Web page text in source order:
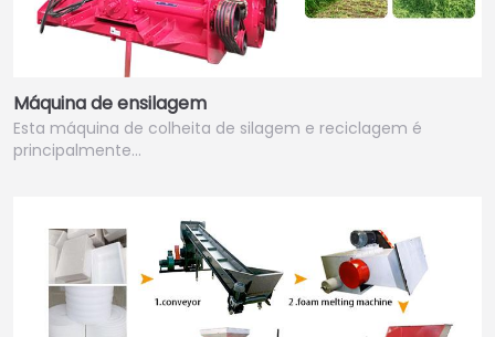
Máquina de ensilagem
Esta máquina de colheita de silagem e reciclagem é
principalmente…